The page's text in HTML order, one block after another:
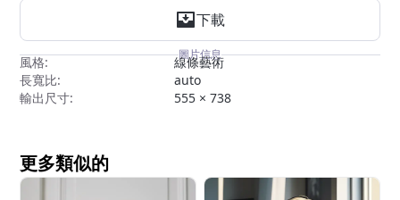
下載
圖片信息
風格:
線條藝術
長寬比:
auto
輸出尺寸:
555 × 738
更多類似的